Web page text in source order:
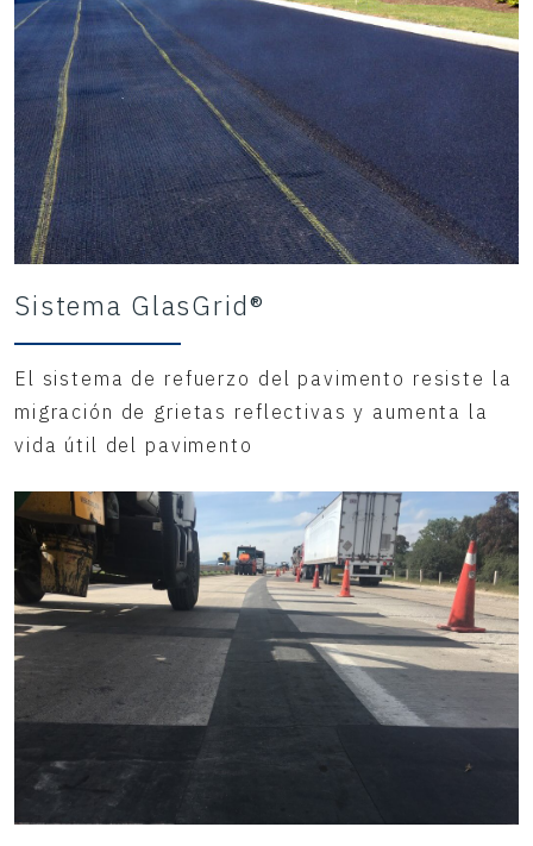
Sistema GlasGrid®
El sistema de refuerzo del pavimento resiste la
migración de grietas reflectivas y aumenta la
vida útil del pavimento